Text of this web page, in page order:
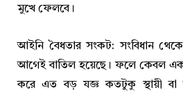
মুখে ফেলবে।
আইনি বৈধতার সংকট: সংবিধান
আগেই বাতিল হয়েছে। ফলে কেবল
করে এত বড় যজ্ঞ কতটুকু স্থায়ী বা